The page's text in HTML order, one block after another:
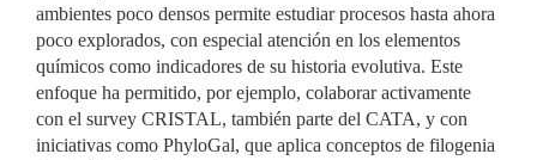
ambientes poco densos permite estudiar procesos hasta ahora
poco explorados, con especial atención en los elementos
químicos como indicadores de su historia evolutiva. Este
enfoque ha permitido, por ejemplo, colaborar activamente
con el survey CRISTAL, también parte del CATA, y con
iniciativas como PhyloGal, que aplica conceptos de filogenia